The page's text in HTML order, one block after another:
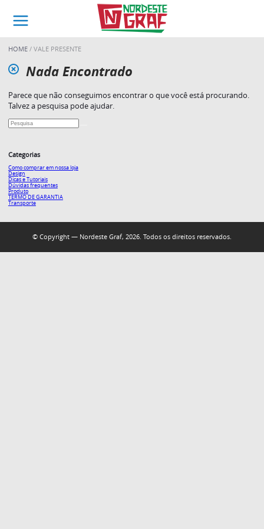
HOME VALE PRESENTE
Nada Encontrado
Parece que não conseguimos encontrar o que você está procurando.
Talvez a pesquisa pode ajudar.
Categorias
Como comprar em nossa loja
Design
Dicas e Tutoriais
Dúvidas frequentes
Produto
TERMO DE GARANTIA
Transporte
© Copyright — Nordeste Graf, 2026. Todos os direitos reservados.